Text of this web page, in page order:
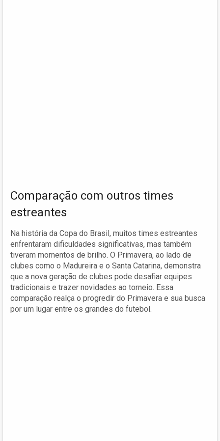
Comparação com outros times
estreantes
Na história da Copa do Brasil, muitos times estreantes
enfrentaram dificuldades significativas, mas também
tiveram momentos de brilho. O Primavera, ao lado de
clubes como o Madureira e o Santa Catarina, demonstra
que a nova geração de clubes pode desafiar equipes
tradicionais e trazer novidades ao torneio. Essa
comparação realça o progredir do Primavera e sua busca
por um lugar entre os grandes do futebol.